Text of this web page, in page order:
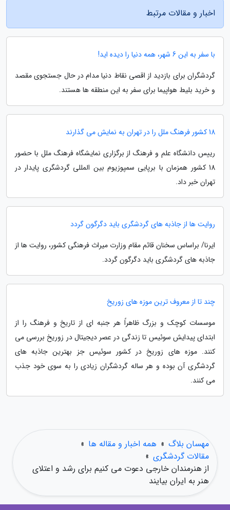
اخبار و مقالات مرتبط
با سفر به این 6 شهر، همه دنیا را دیده اید!
گردشگران برای بازدید از اقصی نقاط دنیا مدام در حال جستجوی مقصد
و خرید بلیط هواپیما برای سفر به این منطقه ها هستند.
18 کشور فرهنگ ملل را در تهران به نمایش می گذارند
رییس دانشگاه علم و فرهنگ از برگزاری نمایشگاه فرهنگ ملل با حضور
18 کشور همزمان با برپایی سمپوزیوم بین المللی گردشگری پایدار در
تهران خبر داد.
روایت ها از جاذبه های گردشگری باید دگرگون گردد
ایرنا/ براساس سخنان قائم مقام وزارت میراث فرهنگی کشور، روایت ها از
جاذبه های گردشگری باید دگرگون گردد.
چند تا از معروف ترین موزه های زوریخ
موسسات کوچک و بزرگ ظاهراً هر جنبه ای از تاریخ و فرهنگ را از
ابتدای پیدایش سوئیس تا زندگی در عصر دیجیتال در زوریخ بررسی می
کنند. موزه های زوریخ در کشور سوئیس جز بهترین جاذبه های
گردشگری آن بوده و هر ساله گردشگران زیادی را به سوی خود جذب
می کنند.
مهسان بلاگ » همه اخبار و مقاله ها »
مقالات گردشگری »
از هنرمندان خارجی دعوت می کنیم برای رشد و اعتلای
هنر به ایران بیایند